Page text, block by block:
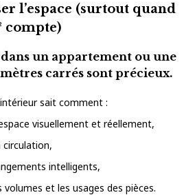
l’espace (surtout quand
compte)
un appartement ou une
carrés sont précieux.
sait comment :
visuellement et réellement,
circulation,
intelligents,
volumes et les usages des pièces.